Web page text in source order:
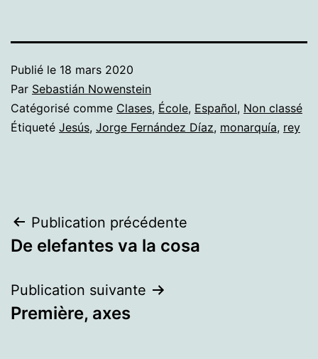
Publié le 18 mars 2020
Par Sebastián Nowenstein
Catégorisé comme Clases, École, Español, Non classé
Étiqueté Jesús, Jorge Fernández Díaz, monarquía, rey
Navigation
de
l’article
Publication précédente
De elefantes va la cosa
Publication suivante
Première, axes